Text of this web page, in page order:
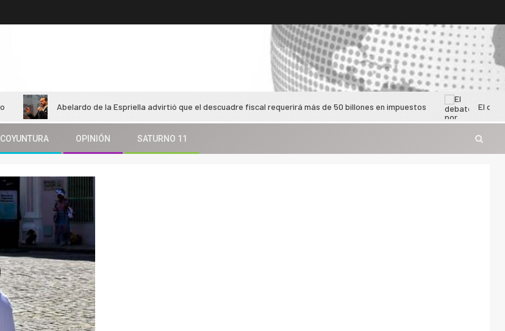
Abelardo de la Espriella advirtió que el descuadre fiscal requerirá más de 50 billones en impuestos El debate por las
COYUNTURA OPINIÓN SATURNO 11